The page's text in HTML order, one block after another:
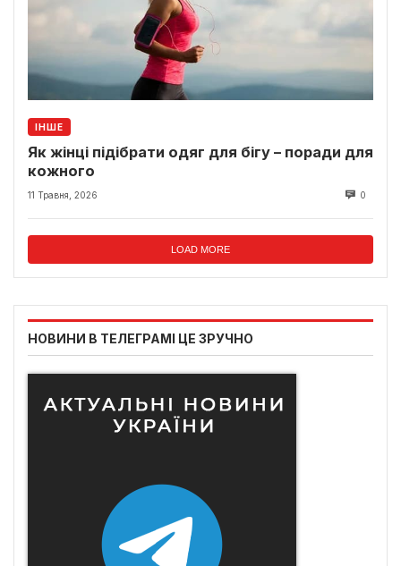
ІНШЕ
Як жінці підібрати одяг для бігу – поради для
кожного
11 Травня, 2026 0
LOAD MORE
НОВИНИ В ТЕЛЕГРАМІ ЦЕ ЗРУЧНО